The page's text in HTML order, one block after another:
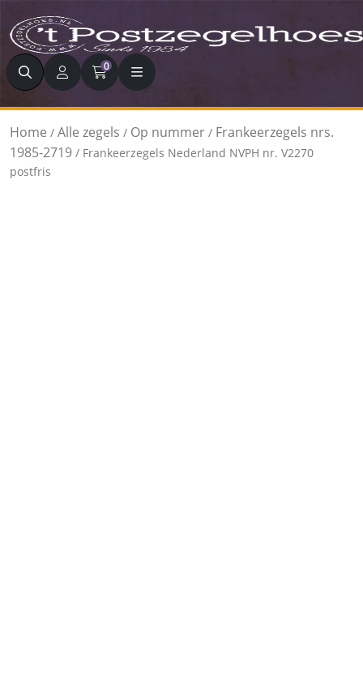
Zoeken 0
Home / Alle zegels / Op nummer / Frankeerzegels nrs.
1985-2719 / Frankeerzegels Nederland NVPH nr. V2270
postfris